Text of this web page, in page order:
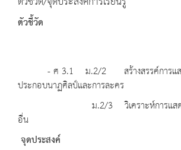
ตัวชี้วัด
- ศ 3.1 ม.2/2 สร้างสรรค์การแสด
ประกอบนาฏศิลป์และการละคร
ม.2/3 วิเคราะห์การแสดงขอ
อื่น
จุดประสงค์